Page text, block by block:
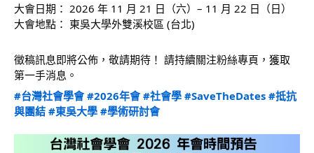
大會日期： 2026 年 11 月 21 日（六）– 11 月 22 日（日）
大會地點： 東吳大學外雙溪校區 (台北)
徵稿訊息即將公佈，敬請期待！ 請持續關注粉絲專頁，獲取
第一手消息。
#台灣社會學會 #2026年會 #社會學 #SaveTheDates #抵抗
與團結 #東吳大學 #學術研討會